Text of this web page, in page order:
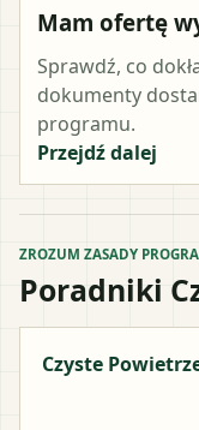
Mam ofertę
Sprawdź, co
dokumenty
programu.
Przejdź dalej
ZROZUM ZASADY
Poradniki
Czyste